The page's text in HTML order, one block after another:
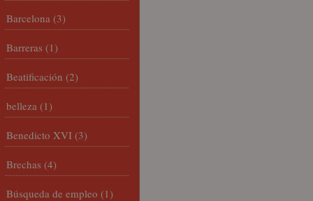
Barcelona (3)
Barreras (1)
Beatificación (2)
belleza (1)
Benedicto XVI (3)
Brechas (4)
Búsqueda de empleo (1)